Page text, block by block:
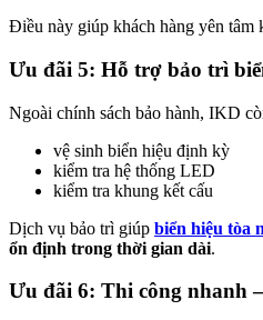
Điều này giúp khách hàng yên tâm
Ưu đãi 5: Hỗ trợ bảo trì
Ngoài chính sách bảo hành, IKD
vệ sinh biển hiệu định kỳ
kiểm tra hệ thống LED
kiểm tra khung kết cấu
Dịch vụ bảo trì giúp biển hiệu tòa
ổn định trong thời gian dài.
Ưu đãi 6: Thi công nhanh